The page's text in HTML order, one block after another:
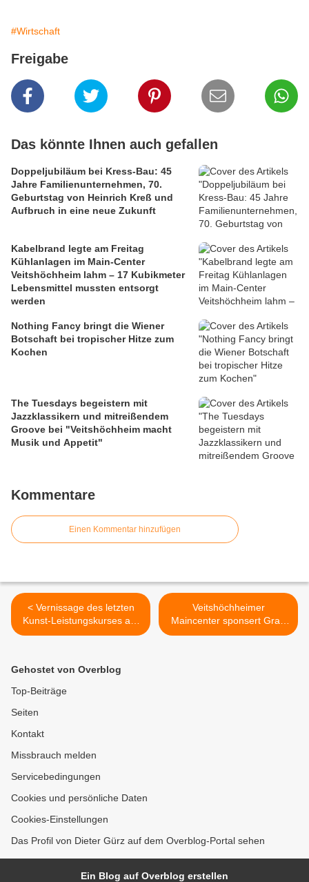
#Wirtschaft
Freigabe
Das könnte Ihnen auch gefallen
Doppeljubiläum bei Kress-Bau: 45
Jahre Familienunternehmen, 70.
Geburtstag von Heinrich Kreß und
Aufbruch in eine neue Zukunft
Kabelbrand legte am Freitag
Kühlanlagen im Main-Center
Veitshöchheim lahm – 17 Kubikmeter
Lebensmittel mussten entsorgt
werden
Nothing Fancy bringt die Wiener
Botschaft bei tropischer Hitze zum
Kochen
The Tuesdays begeistern mit
Jazzklassikern und mitreißendem
Groove bei "Veitshöchheim macht
Musik und Appetit"
Kommentare
Einen Kommentar hinzufügen
< Vernissage des letzten
Kunst-Leistungskurses am
Gymnasium Veitshöchheim
Veitshöchheimer
Maincenter sponsert Graf-
zu-Bentheim-Blindenförder-
Gehostet von Overblog
Top-Beiträge
Seiten
Kontakt
Missbrauch melden
Servicebedingungen
Cookies und persönliche Daten
Cookies-Einstellungen
Das Profil von Dieter Gürz auf dem Overblog-Portal sehen
Ein Blog auf Overblog erstellen